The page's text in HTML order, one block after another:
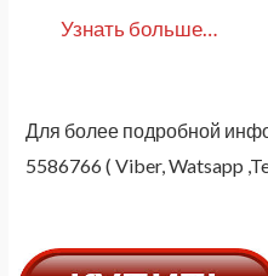
Узнать больше…
Для более подробной
5586766 ( Viber, Watsapp